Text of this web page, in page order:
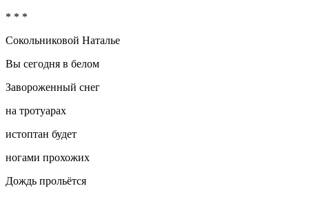
* * *
Сокольниковой Наталье
Вы сегодня в белом
Завороженный снег
на тротуарах
истоптан будет
ногами прохожих
Дождь прольётся